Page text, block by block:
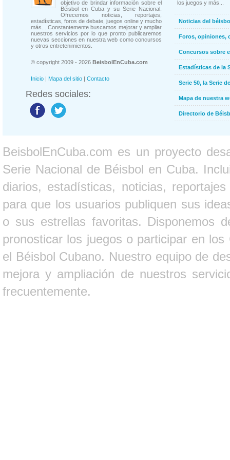
objetivo de brindar información sobre el
Béisbol en Cuba y su Serie Nacional.
Ofrecemos noticias, reportajes,
estadísticas, foros de debate, juegos online y mucho
más... Constantemente buscamos mejorar y ampliar
nuestros servicios por lo que pronto publicaremos
nuevas secciones en nuestra web como concursos
y otros entretenimientos.
© copyright 2009 - 2026 BeisbolEnCuba.com
Inicio | Mapa del sitio | Contacto
Redes sociales:
los juegos y más...
Noticias del
Foros, opiniones,
Concursos sobre
Estadísticas de la
Serie 50, la Serie
Mapa de nuestra
Directorio de
BeisbolEnCuba.com es un proyecto
Serie Nacional de Béisbol en Cuba.
diarios, estadísticas, noticias,
para que los usuarios publiquen sus
o sus estrellas favoritas. Disponemos
pronosticar los juegos o participar en
el Béisbol Cubano. Nuestro equipo de
mejora y ampliación de nuestros
frecuentemente.